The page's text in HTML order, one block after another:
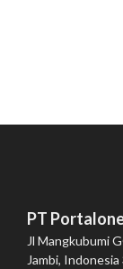
PT
Jl Mangkubumi
Jambi,